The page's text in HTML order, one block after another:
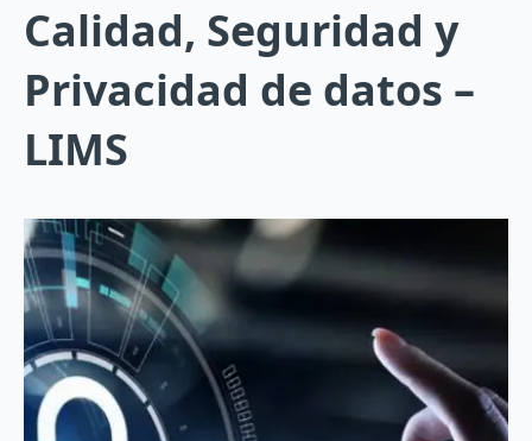
Calidad, Seguridad y
Privacidad de datos –
LIMS